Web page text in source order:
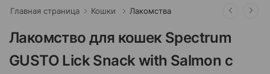
Главная страница Кошки Лакомства
Лакомство для кошек Spectrum
GUSTO Lick Snack with Salmon с